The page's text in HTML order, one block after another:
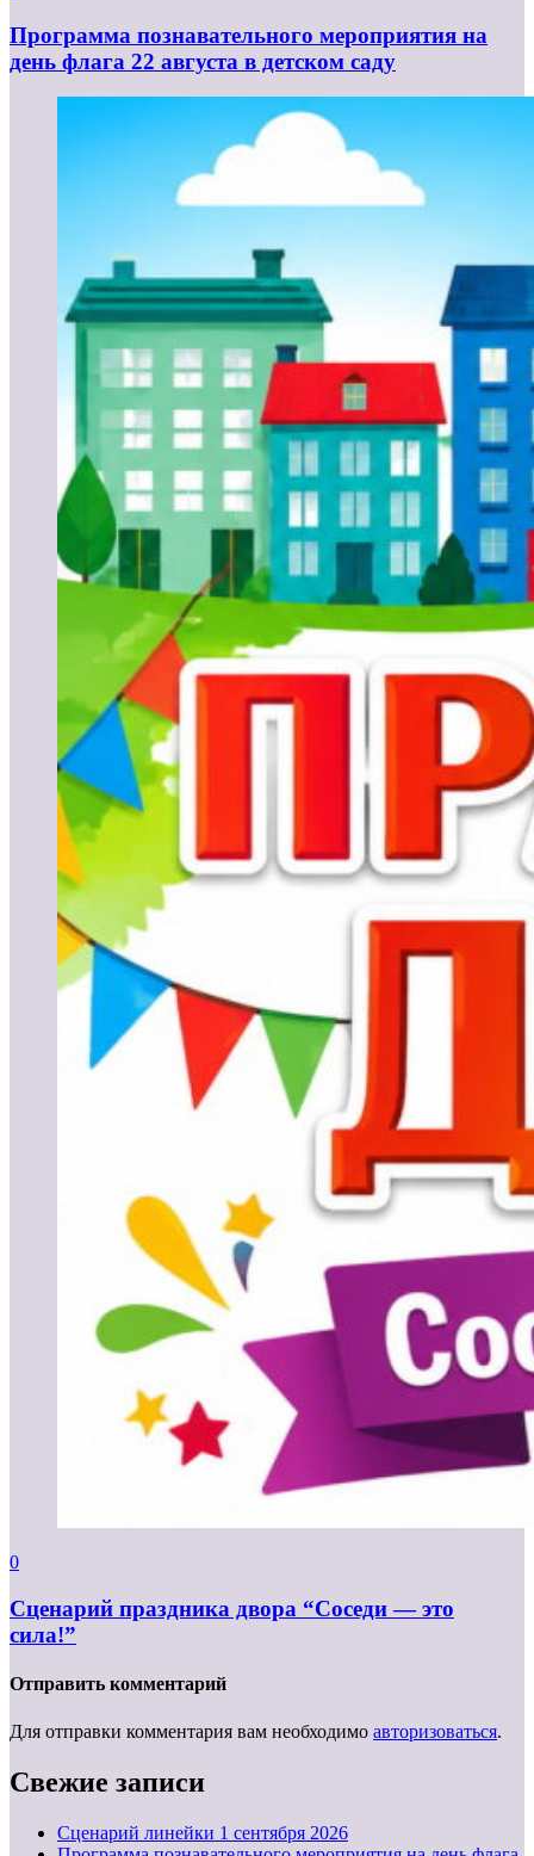
Программа познавательного мероприятия на
день флага 22 августа в детском саду
0
Сценарий праздника двора “Соседи — это
сила!”
Отправить комментарий
Для отправки комментария вам необходимо авторизоваться.
Свежие записи
Cценарий линейки 1 сентября 2026